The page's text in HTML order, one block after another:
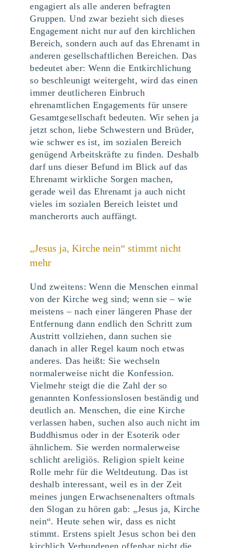
engagiert als alle anderen befragten
Gruppen. Und zwar bezieht sich dieses
Engagement nicht nur auf den kirchlichen
Bereich, sondern auch auf das Ehrenamt in
anderen gesellschaftlichen Bereichen. Das
bedeutet aber: Wenn die Entkirchlichung
so beschleunigt weitergeht, wird das einen
immer deutlicheren Einbruch
ehrenamtlichen Engagements für unsere
Gesamtgesellschaft bedeuten. Wir sehen ja
jetzt schon, liebe Schwestern und Brüder,
wie schwer es ist, im sozialen Bereich
genügend Arbeitskräfte zu finden. Deshalb
darf uns dieser Befund im Blick auf das
Ehrenamt wirkliche Sorgen machen,
gerade weil das Ehrenamt ja auch nicht
vieles im sozialen Bereich leistet und
mancherorts auch auffängt.
„Jesus ja, Kirche nein“ stimmt nicht
mehr
Und zweitens: Wenn die Menschen einmal
von der Kirche weg sind; wenn sie – wie
meistens – nach einer längeren Phase der
Entfernung dann endlich den Schritt zum
Austritt vollziehen, dann suchen sie
danach in aller Regel kaum noch etwas
anderes. Das heißt: Sie wechseln
normalerweise nicht die Konfession.
Vielmehr steigt die die Zahl der so
genannten Konfessionslosen beständig und
deutlich an. Menschen, die eine Kirche
verlassen haben, suchen also auch nicht im
Buddhismus oder in der Esoterik oder
ähnlichem. Sie werden normalerweise
schlicht areligiös. Religion spielt keine
Rolle mehr für die Weltdeutung. Das ist
deshalb interessant, weil es in der Zeit
meines jungen Erwachsenenalters oftmals
den Slogan zu hören gab: „Jesus ja, Kirche
nein“. Heute sehen wir, dass es nicht
stimmt. Erstens spielt Jesus schon bei den
kirchlich Verbundenen offenbar nicht die